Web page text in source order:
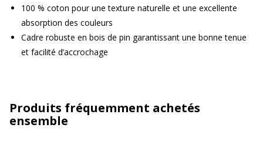
100 % coton pour une texture naturelle et une excellente
absorption des couleurs
Cadre robuste en bois de pin garantissant une bonne tenue
et facilité d’accrochage
Produits fréquemment achetés
ensemble